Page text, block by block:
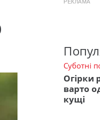
РЕКЛАМА
Суботні
Огірки
варто
кущі